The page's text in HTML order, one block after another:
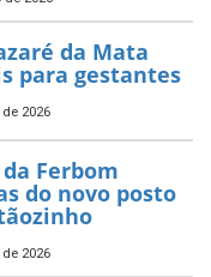
da Mata
para gestantes
2026
Ferbom
do novo posto
2026